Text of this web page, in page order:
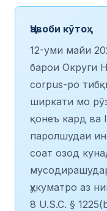
Ҷавоби кӯтоҳ
12-уми майи
барои Округи
corpus-ро
ширкати мо
қонеъ кард ва
паролшудаи
соат озод
ҳукуматро аз
8 U.S.C. §